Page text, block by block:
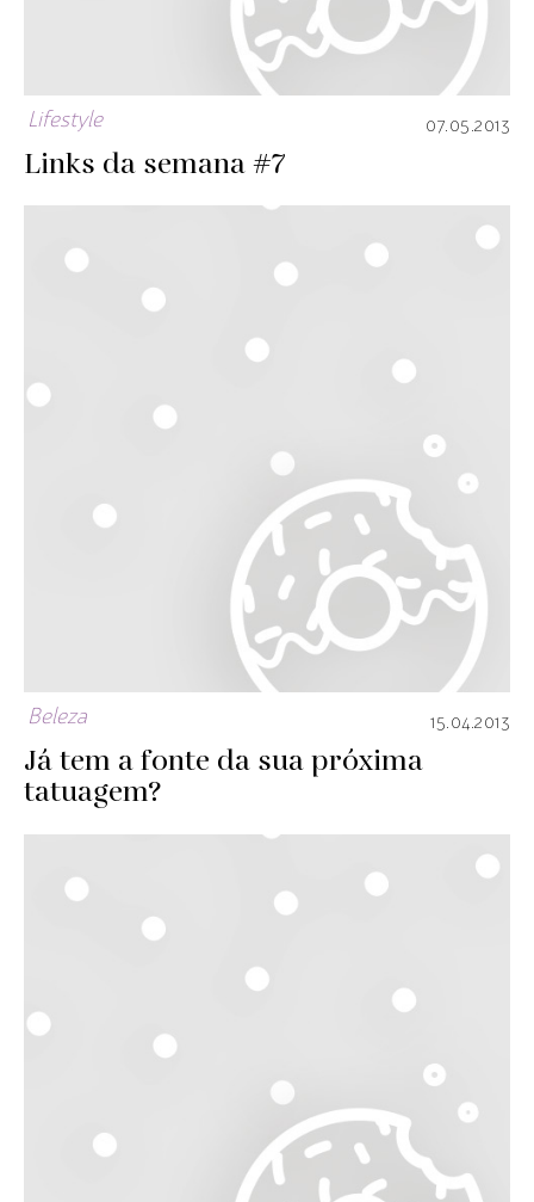
Lifestyle 07.05.2013
Links da semana #7
Beleza 15.04.2013
Já tem a fonte da sua próxima
tatuagem?